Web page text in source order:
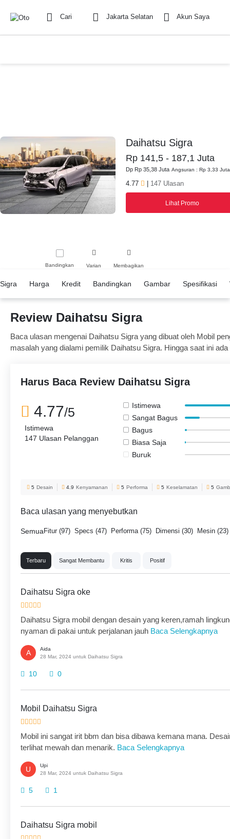
Cari Jakarta Selatan Akun Saya
Daihatsu Sigra
Rp 141,5 - 187,1 Juta
Dp Rp 35,38 Juta Angsuran : Rp 3,33
4.77 147 Ulasan
Lihat Promo
Bandingkan Varian Membagikan
Sigra Harga Kredit Bandingkan Gambar Spesifikasi
Review Daihatsu Sigra
Baca ulasan mengenai Daihatsu Sigra yang dibuat oleh Mobil
masalah yang dialami pemilik Daihatsu Sigra. Hingga saat ini
Harus Baca Review Daihatsu Sigra
4.77/5
Istimewa
147 Ulasan Pelanggan
5 Desain 4.9 Kenyamanan 5 Performa 5 Keselamatan 5
Istimewa
Sangat Bagus
Bagus
Biasa Saja
Buruk
Baca ulasan yang menyebutkan
Semua Fitur (97) Specs (47) Performa (75) Dimensi (30) Mesin (23)
Terbaru Sangat Membantu Kritis Positif
Daihatsu Sigra oke
Daihatsu Sigra mobil dengan desain yang keren,ramah
nyaman di pakai untuk perjalanan jauh Baca Selengkapnya
A
Aida
28 Mar, 2024 untuk Daihatsu Sigra
10 0
Mobil Daihatsu Sigra
Mobil ini sangat irit bbm dan bisa dibawa kemana mana.
terlihat mewah dan menarik. Baca Selengkapnya
U
Upi
28 Mar, 2024 untuk Daihatsu Sigra
5 1
Daihatsu Sigra mobil